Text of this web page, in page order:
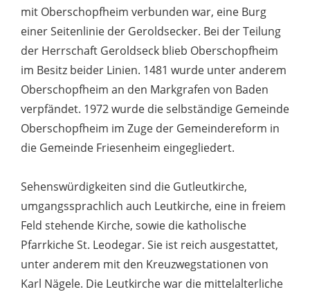
mit Oberschopfheim verbunden war, eine Burg
einer Seitenlinie der Geroldsecker. Bei der Teilung
der Herrschaft Geroldseck blieb Oberschopfheim
im Besitz beider Linien. 1481 wurde unter anderem
Oberschopfheim an den Markgrafen von Baden
verpfändet. 1972 wurde die selbständige Gemeinde
Oberschopfheim im Zuge der Gemeindereform in
die Gemeinde Friesenheim eingegliedert.
Sehenswürdigkeiten sind die Gutleutkirche,
umgangssprachlich auch Leutkirche, eine in freiem
Feld stehende Kirche, sowie die katholische
Pfarrkiche St. Leodegar. Sie ist reich ausgestattet,
unter anderem mit den Kreuzwegstationen von
Karl Nägele. Die Leutkirche war die mittelalterliche